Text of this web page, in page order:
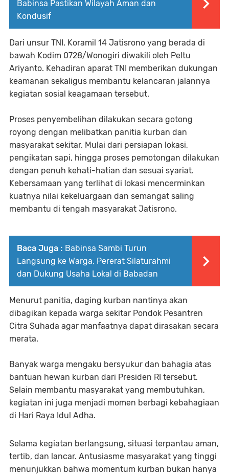
Babinsa Pastikan Wilayah Aman dan
Kondusif
Dari unsur TNI, Koramil 14 Jatisrono yang berada di
bawah Kodim 0728/Wonogiri diwakili oleh Peltu
Ariyanto. Kehadiran aparat TNI memberikan dukungan
keamanan sekaligus membantu kelancaran jalannya
kegiatan sosial keagamaan tersebut.
Proses penyembelihan dilakukan secara gotong
royong dengan melibatkan panitia kurban dan
masyarakat sekitar. Mulai dari persiapan lokasi,
pengikatan sapi, hingga proses pemotongan dilakukan
dengan penuh kehati-hatian dan sesuai syariat.
Kebersamaan yang terlihat di lokasi mencerminkan
kuatnya nilai kekeluargaan dan semangat saling
membantu di tengah masyarakat Jatisrono.
Baca Juga : Babinsa Sambi Turun
Langsung ke Warga, Pererat Silaturahmi
dan Dukung Usaha Lokal di Babadan
Menurut panitia, daging kurban nantinya akan
dibagikan kepada warga sekitar Pondok Pesantren
Citra Suhada agar manfaatnya dapat dirasakan secara
merata.
Banyak warga mengaku bersyukur dan bahagia atas
bantuan hewan kurban dari Presiden RI tersebut.
Selain membantu masyarakat yang membutuhkan,
kegiatan ini juga menjadi momen berbagi kebahagiaan
di Hari Raya Idul Adha.
Selama kegiatan berlangsung, situasi terpantau aman,
tertib, dan lancar. Antusiasme masyarakat yang tinggi
menunjukkan bahwa momentum kurban bukan hanya